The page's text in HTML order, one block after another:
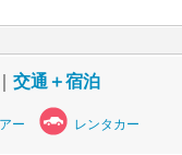
交通＋宿泊
ー レンタカー